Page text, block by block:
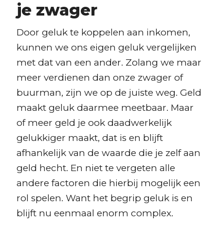
je zwager
Door geluk te koppelen aan inkomen,
kunnen we ons eigen geluk vergelijken
met dat van een ander. Zolang we maar
meer verdienen dan onze zwager of
buurman, zijn we op de juiste weg. Geld
maakt geluk daarmee meetbaar. Maar
of meer geld je ook daadwerkelijk
gelukkiger maakt, dat is en blijft
afhankelijk van de waarde die je zelf aan
geld hecht. En niet te vergeten alle
andere factoren die hierbij mogelijk een
rol spelen. Want het begrip geluk is en
blijft nu eenmaal enorm complex.